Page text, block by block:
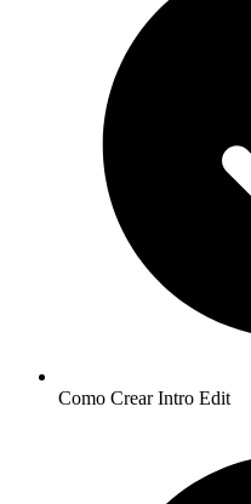
Como Crear Intro Edit